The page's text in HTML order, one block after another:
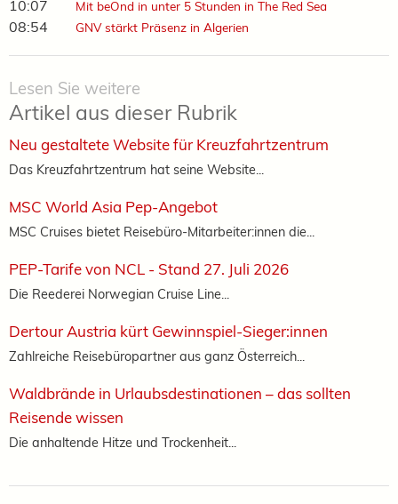
10:07 Mit beOnd in unter 5 Stunden in The Red Sea
08:54 GNV stärkt Präsenz in Algerien
Lesen Sie weitere
Artikel aus dieser Rubrik
Neu gestaltete Website für Kreuzfahrtzentrum
Das Kreuzfahrtzentrum hat seine Website...
MSC World Asia Pep-Angebot
MSC Cruises bietet Reisebüro-Mitarbeiter:innen die...
PEP-Tarife von NCL - Stand 27. Juli 2026
Die Reederei Norwegian Cruise Line...
Dertour Austria kürt Gewinnspiel-Sieger:innen
Zahlreiche Reisebüropartner aus ganz Österreich...
Waldbrände in Urlaubsdestinationen – das sollten
Reisende wissen
Die anhaltende Hitze und Trockenheit...